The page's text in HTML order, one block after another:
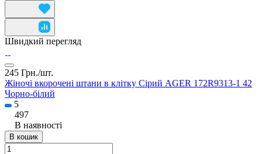
Швидкий перегляд
245 Грн./шт.
Жіночі вкорочені штани в клітку Сірий AGER 172R9313-1 42
Чорно-білий
5
497
В наявності
В кошик